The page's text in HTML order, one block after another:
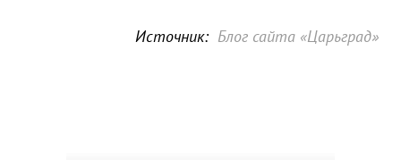
Источник: Блог сайта «Царьград»